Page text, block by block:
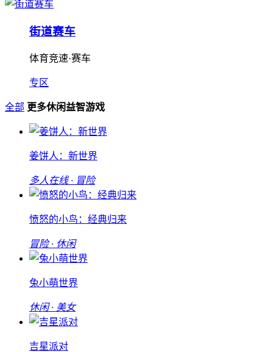
街道赛车
体育竞速·赛车
专区
全部 更多休闲益智游戏
姜饼人：新世界
多人在线 · 冒险
愤怒的小鸟：经典归来
冒险 · 休闲
兔小萌世界
休闲 · 美女
吉星派对